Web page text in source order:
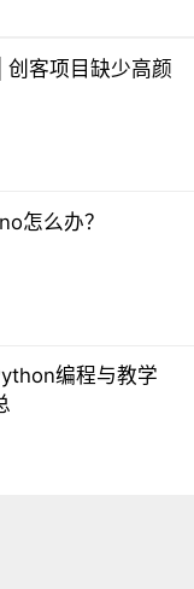
创客项目缺少高颜
怎么办？
编程与教学